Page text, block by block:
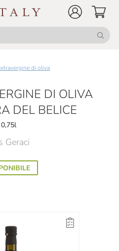
di oliva
DI OLIVA
DEL BELICE
0,75l
Geraci